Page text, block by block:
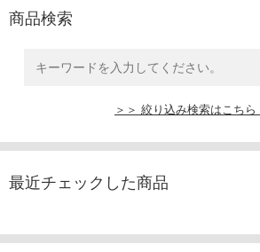
商品検索
＞＞ 絞り込み検索はこちら
最近チェックした商品